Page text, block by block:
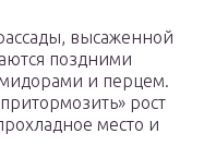
высаженной
поздними
и перцем.
рост
место и